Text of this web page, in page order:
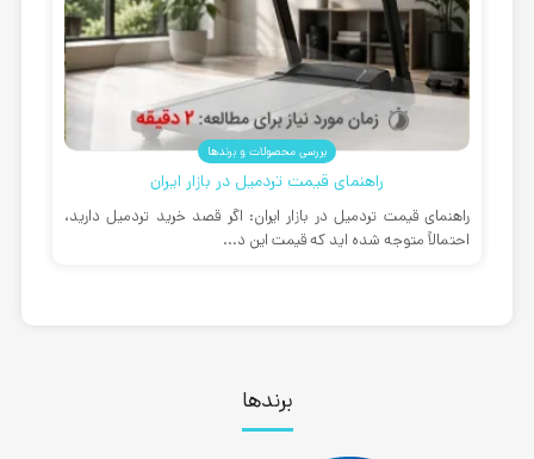
بررسی محصولات و برندها
راهنمای قیمت تردمیل در بازار ایران
راهنمای قیمت تردمیل در بازار ایران: اگر قصد خرید تردمیل دارید،
احتمالاً متوجه شده اید که قیمت این د...
برندها